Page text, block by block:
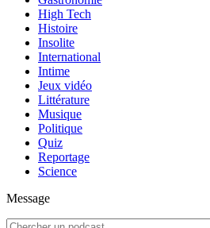
High Tech
Histoire
Insolite
International
Intime
Jeux vidéo
Littérature
Musique
Politique
Quiz
Reportage
Science
Message